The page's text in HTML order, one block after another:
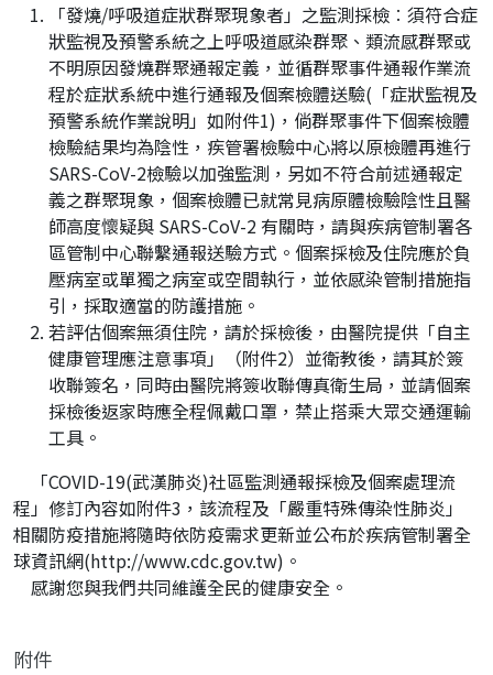
「發燒/呼吸道症狀群聚現象者」之監測採檢︰須符合症
狀監視及預警系統之上呼吸道感染群聚、類流感群聚或
不明原因發燒群聚通報定義，並循群聚事件通報作業流
程於症狀系統中進行通報及個案檢體送驗(「症狀監視及
預警系統作業說明」如附件1)，倘群聚事件下個案檢體
檢驗結果均為陰性，疾管署檢驗中心將以原檢體再進行
SARS-CoV-2檢驗以加強監測，另如不符合前述通報定
義之群聚現象，個案檢體已就常見病原體檢驗陰性且醫
師高度懷疑與 SARS-CoV-2 有關時，請與疾病管制署各
區管制中心聯繫通報送驗方式。個案採檢及住院應於負
壓病室或單獨之病室或空間執行，並依感染管制措施指
引，採取適當的防護措施。
若評估個案無須住院，請於採檢後，由醫院提供「自主
健康管理應注意事項」（附件2）並衛教後，請其於簽
收聯簽名，同時由醫院將簽收聯傳真衛生局，並請個案
採檢後返家時應全程佩戴口罩，禁止搭乘大眾交通運輸
工具。
「COVID-19(武漢肺炎)社區監測通報採檢及個案處理流
程」修訂內容如附件3，該流程及「嚴重特殊傳染性肺炎」
相關防疫措施將隨時依防疫需求更新並公布於疾病管制署全
球資訊網(http://www.cdc.gov.tw)。
感謝您與我們共同維護全民的健康安全。
附件